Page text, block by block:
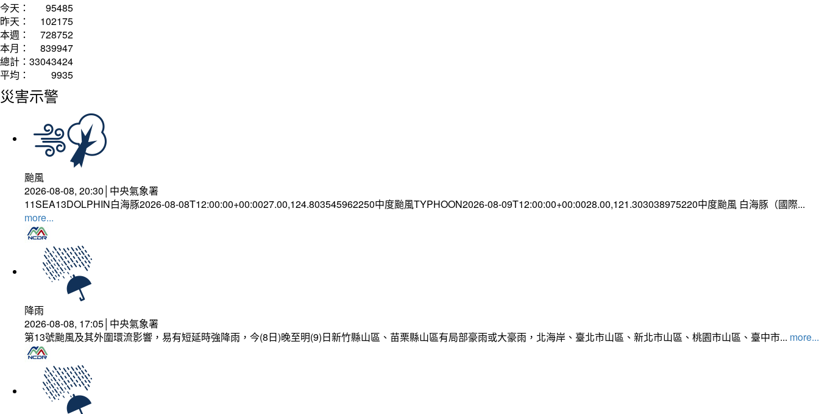
今天：
95485
昨天：
102175
本週：
728752
本月：
839947
總計： 33043424
平均：
9935
災害示警
颱風
2026-08-08, 20:30│中央氣象署
11SEA13DOLPHIN白海豚2026-08-08T12:00:00+00:0027.00,124.803545962250中度颱風TYPHOON2026-08-09T12:00:00+00:0028.00,121.303038975220中度颱風 白海豚（國際...
more...
降雨
2026-08-08, 17:05│中央氣象署
第13號颱風及其外圍環流影響，易有短延時強降雨，今(8日)晚至明(9)日新竹縣山區、苗栗縣山區有局部豪雨或大豪雨，北海岸、臺北市山區、新北市山區、桃園市山區、臺中市... more...